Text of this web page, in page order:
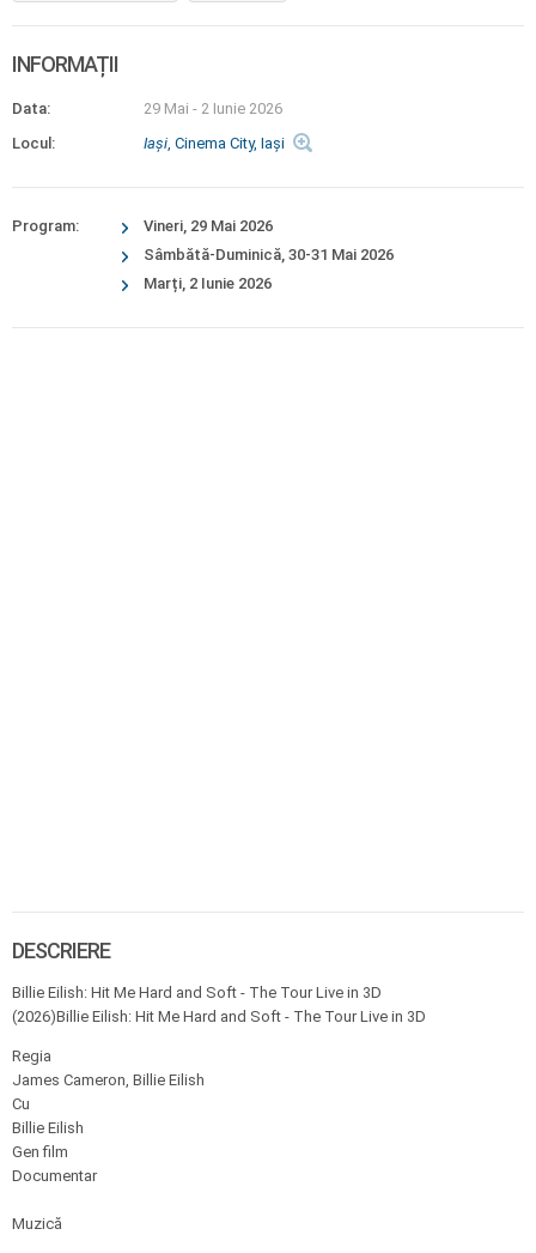
INFORMAȚII
Data: 29 Mai - 2 Iunie 2026
Locul:
Iaşi, Cinema City, Iaşi
Program:
Vineri, 29 Mai 2026
Sâmbătă-Duminică, 30-31 Mai 2026
Marți, 2 Iunie 2026
DESCRIERE
Billie Eilish: Hit Me Hard and Soft - The Tour Live in 3D
(2026)Billie Eilish: Hit Me Hard and Soft - The Tour Live in 3D
Regia
James Cameron, Billie Eilish
Cu
Billie Eilish
Gen film
Documentar
Muzică